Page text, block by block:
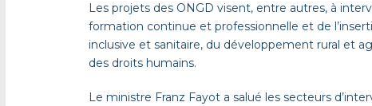
Les projets des ONGD visent, entre autres, à
formation continue et professionnelle et de
inclusive et sanitaire, du développement rural et
des droits humains.
Le ministre Franz Fayot a salué les secteurs